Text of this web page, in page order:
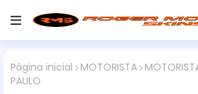
Página inicial MOTORISTA
PAULO